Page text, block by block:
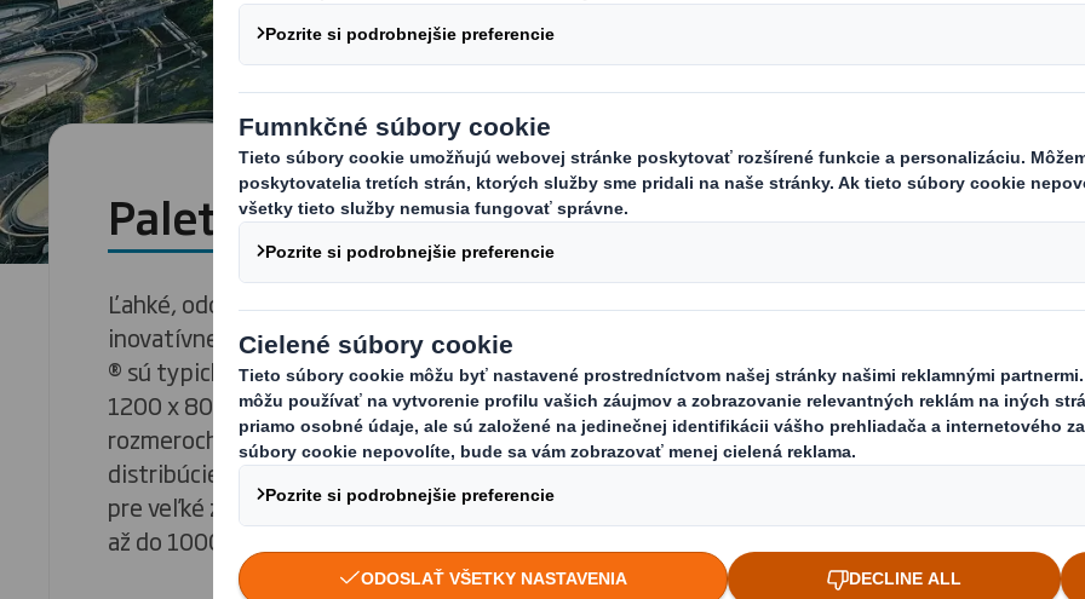
Palety pre priemysel
Ľahké, odolné a 100 % recyklovateľné riešenie KAYPAL® je
inovatívne logistické riešenie. Naše lepenkové palety KAYPAL
® sú typické „Euro palety“ s rozmermi 1200 x 1000 alebo
1200 x 800, no dajú sa jednoducho vyrobiť v ľubovoľných
rozmeroch tak, aby vyhovovali vašim produktom a spôsobom
distribúcie. Vyrobené z neuveriteľne pevných vlnitej lepenky
pre veľké záťaže sú naše lepenkové palety vhodné pre záťaže
až do 1000 kg.
Carousel. Use
Previous slide